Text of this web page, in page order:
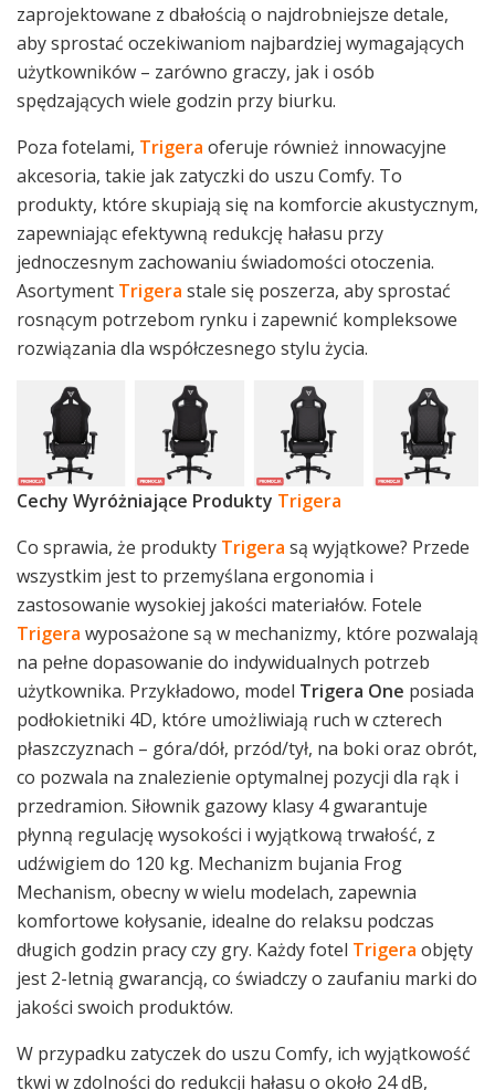
zaprojektowane z dbałością o najdrobniejsze detale,
aby sprostać oczekiwaniom najbardziej wymagających
użytkowników – zarówno graczy, jak i osób
spędzających wiele godzin przy biurku.
Poza fotelami, Trigera oferuje również innowacyjne
akcesoria, takie jak zatyczki do uszu Comfy. To
produkty, które skupiają się na komforcie akustycznym,
zapewniając efektywną redukcję hałasu przy
jednoczesnym zachowaniu świadomości otoczenia.
Asortyment Trigera stale się poszerza, aby sprostać
rosnącym potrzebom rynku i zapewnić kompleksowe
rozwiązania dla współczesnego stylu życia.
Cechy Wyróżniające Produkty Trigera
Co sprawia, że produkty Trigera są wyjątkowe? Przede
wszystkim jest to przemyślana ergonomia i
zastosowanie wysokiej jakości materiałów. Fotele
Trigera wyposażone są w mechanizmy, które pozwalają
na pełne dopasowanie do indywidualnych potrzeb
użytkownika. Przykładowo, model Trigera One posiada
podłokietniki 4D, które umożliwiają ruch w czterech
płaszczyznach – góra/dół, przód/tył, na boki oraz obrót,
co pozwala na znalezienie optymalnej pozycji dla rąk i
przedramion. Siłownik gazowy klasy 4 gwarantuje
płynną regulację wysokości i wyjątkową trwałość, z
udźwigiem do 120 kg. Mechanizm bujania Frog
Mechanism, obecny w wielu modelach, zapewnia
komfortowe kołysanie, idealne do relaksu podczas
długich godzin pracy czy gry. Każdy fotel Trigera objęty
jest 2-letnią gwarancją, co świadczy o zaufaniu marki do
jakości swoich produktów.
W przypadku zatyczek do uszu Comfy, ich wyjątkowość
tkwi w zdolności do redukcji hałasu o około 24 dB,